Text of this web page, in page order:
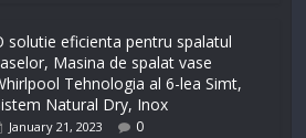
solutie eficienta pentru spalatul
Masina de spalat vase
Tehnologia al 6-lea Simt,
Natural Dry, Inox
January 21, 2023 0